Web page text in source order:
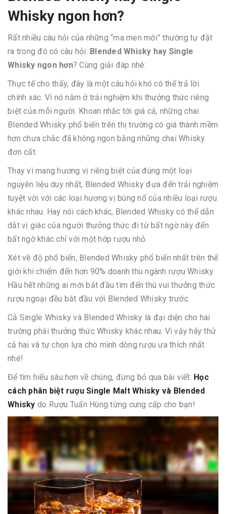
Whisky ngon hơn?
Rất nhiều câu hỏi của những “ma men mới” thường tự đặt
ra trong đó có câu hỏi: Blended Whisky hay Single
Whisky ngon hơn? Cùng giải đáp nhé:
Thực tế cho thấy, đây là một câu hỏi khó có thể trả lời
chính xác. Vì nó nằm ở trải nghiệm khi thưởng thức riêng
biệt của mỗi người. Khoan nhắc tới giá cả, những chai
Blended Whisky phổ biến trên thị trường có giá thành mềm
hơn chưa chắc đã không ngon bằng những chai Whisky
đơn cất.
Thay vì mang hương vị riêng biệt của đúng một loại
nguyên liệu duy nhất, Blended Whisky đưa đến trải nghiệm
tuyệt vời với các loại hương vị bùng nổ của nhiều loại rượu
khác nhau. Hay nói cách khác, Blended Whisky có thể dẫn
dắt vị giác của người thưởng thức đi từ bất ngờ này đến
bất ngờ khác chỉ với một hớp rượu nhỏ.
Xét về độ phổ biến, Blended Whisky phổ biến nhất trên thế
giới khi chiếm đến hơn 90% doanh thu ngành rượu Whisky.
Hầu hết những ai mới bắt đầu tìm đến thú vui thưởng thức
rượu ngoại đều bắt đầu với Blended Whisky trước.
Cả Single Whisky và Blended Whisky là đại diện cho hai
trường phái thưởng thức Whisky khác nhau. Vì vậy hãy thử
cả hai và tự chọn lựa cho mình dòng rượu ưa thích nhất
nhé!
Để tìm hiểu sâu hơn về chúng, đừng bỏ qua bài viết: Học
cách phân biệt rượu Single Malt Whisky và Blended
Whisky do Rượu Tuấn Hùng từng cung cấp cho bạn!